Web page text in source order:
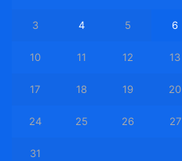
3 4 5 6
10 11 12 13
17 18 19 20
24 25 26 27
31